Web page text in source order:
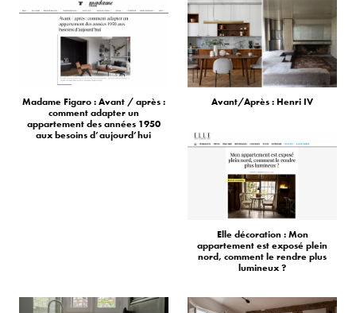
Madame Figaro : Avant / après :
comment adapter un
appartement des années 1950
aux besoins d’aujourd’hui
Avant/Après : Henri IV
Elle décoration : Mon
appartement est exposé plein
nord, comment le rendre plus
lumineux ?